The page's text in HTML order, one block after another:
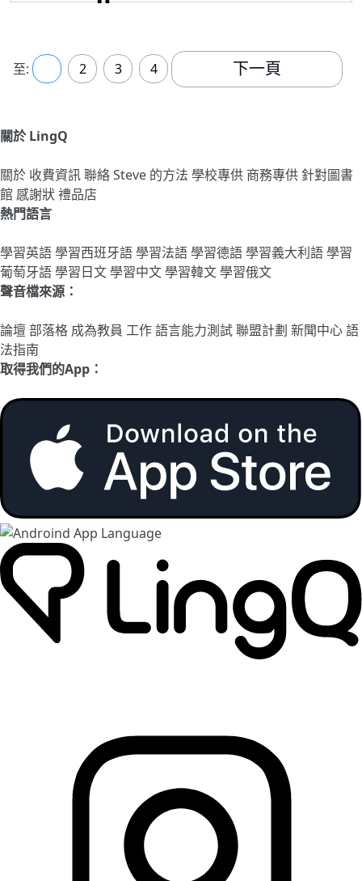
至: 2 3 4 下一頁
關於 LingQ
關於 收費資訊聯絡Steve 的方法 學校專供 商務專供 針對圖書
館 感謝狀禮品店
熱門語言
學習英語學習西班牙語學習法語學習德語學習義大利語學習
葡萄牙語學習日文學習中文學習韓文學習俄文
聲音檔來源：
論壇部落格 成為教員 工作語言能力測試聯盟計劃 新聞中心語
法指南
取得我們的App：